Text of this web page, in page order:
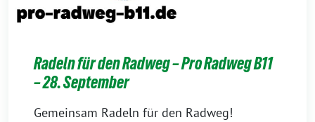
Radeln für den Radweg – Pro Radweg B11
– 28. September
Gemeinsam Radeln für den Radweg!